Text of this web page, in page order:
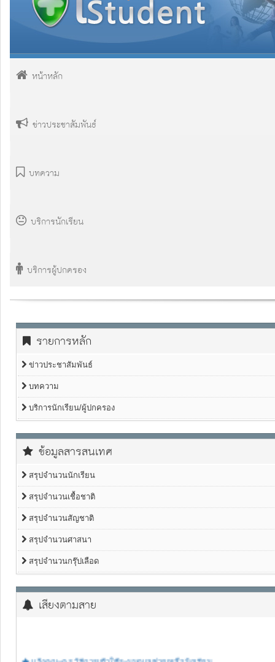
หน้าหลัก
ข่าวประชาสัมพันธ์
บทความ
บริการนักเรียน
บริการผู้ปกครอง
รายการหลัก
ข่าวประชาสัมพันธ์
บทความ
บริการนักเรียน/ผู้ปกครอง
ข้อมูลสารสนเทศ
สรุปจำนวนนักเรียน
สรุปจำนวนเชื้อชาติ
สรุปจำนวนสัญชาติ
สรุปจำนวนศาสนา
สรุปจำนวนกรุ๊ปเลือด
เสียงตามสาย
แจ้งคณะครู วิธีการเข้าใช้ระบบดูแลช่วยเหลือนักเรียน